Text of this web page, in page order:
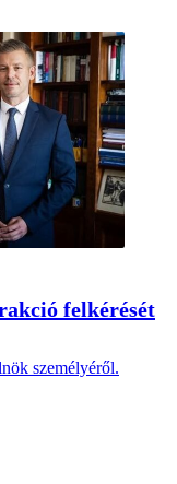
felkérését
személyéről.